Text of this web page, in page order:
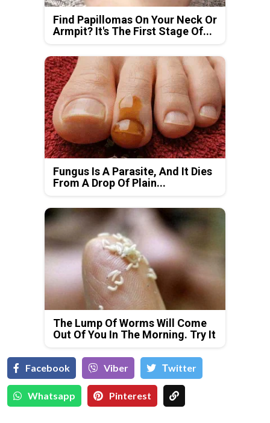
Find Papillomas On Your Neck Or
Armpit? It's The First Stage Of...
Fungus Is A Parasite, And It Dies
From A Drop Of Plain...
The Lump Of Worms Will Come
Out Of You In The Morning. Try It
Facebook Viber Тwitter
Whatsapp Pinterest